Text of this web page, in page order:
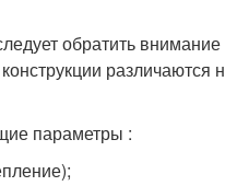
обратить
различаются
параметры :